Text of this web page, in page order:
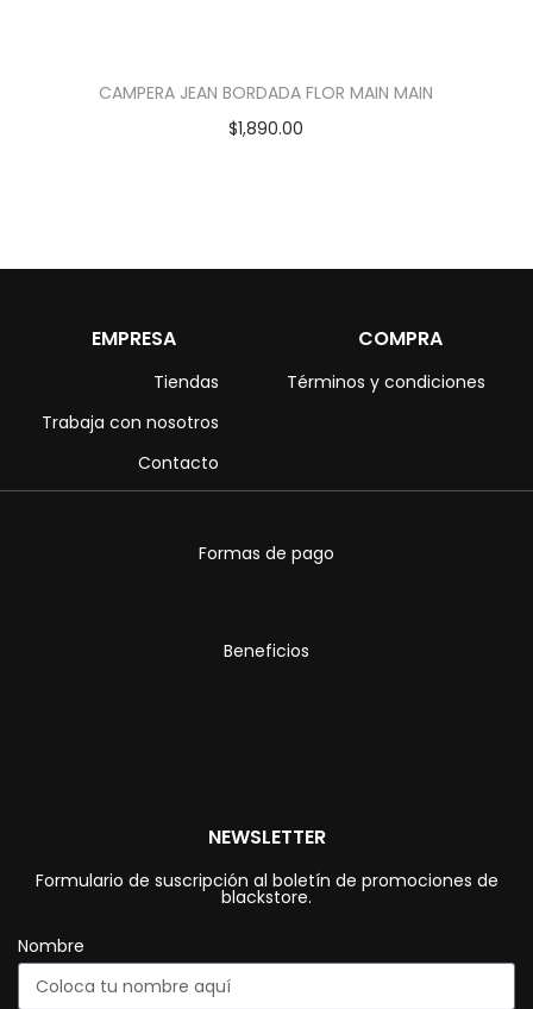
CAMPERA JEAN BORDADA FLOR MAIN MAIN
$1,890.00
EMPRESA
Tiendas
Trabaja con nosotros
Contacto
COMPRA
Términos y condiciones
Formas de pago
Beneficios
NEWSLETTER
Formulario de suscripción al boletín de promociones de
blackstore.
Nombre